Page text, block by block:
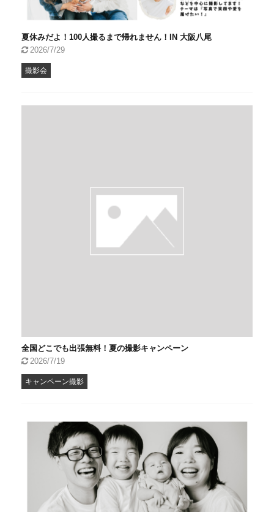
夏休みだよ！100人撮るまで帰れません！IN 大阪八尾
2026/7/29
撮影会
全国どこでも出張無料！夏の撮影キャンペーン
2026/7/19
キャンペーン撮影